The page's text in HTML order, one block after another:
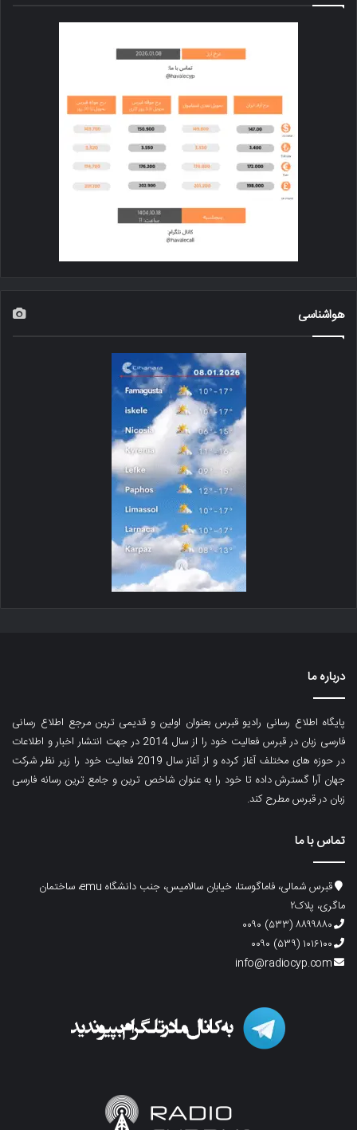
هواشناسی
درباره ما
پایگاه اطلاع رسانی رادیو قبرس بعنوان اولین و قدیمی ترین مرجع اطلاع رسانی
فارسی زبان در قبرس فعالیت خود را از سال 2014 در جهت انتشار اخبار و اطلاعات
در حوزه های مختلف آغاز کرده و از آغاز سال 2019 فعالیت خود را زیر نظر شرکت
جهان آرا گسترش داده تا خود را به عنوان شاخص ترین و جامع ترین رسانه فارسی
زبان در قبرس مطرح کند.
تماس با ما
قبرس شمالی، فاماگوستا، خیابان سالامیس، جنب دانشگاه emu، ساختمان
ماگری، پلاک۲
۸۸۹۹۸۸۰ (۵۳۳) ۰۰۹۰
۱۰۱۶۱۰۰ (۵۳۹) ۰۰۹۰
info@radiocyp.com